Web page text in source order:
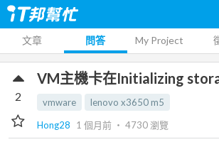
文章 問答 My Project
VM主機卡在Initializing
vmware
lenovo x3650 m5
Hong28
1 個月前 ‧ 4730瀏覽
2